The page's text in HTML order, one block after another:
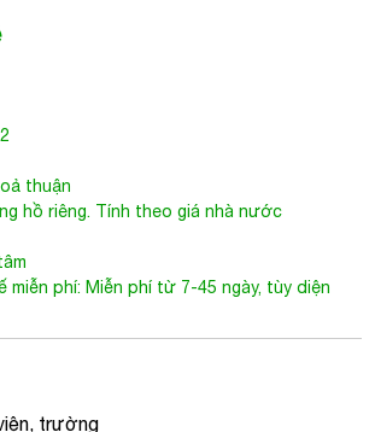
thuận
hồ riêng. Tính theo giá nhà nước
miễn phí: Miễn phí từ 7-45 ngày, tùy diện
trường